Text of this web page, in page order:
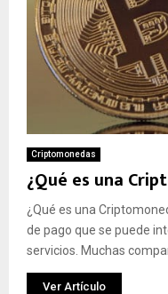
Criptomonedas
¿Qué es una
¿Qué es una
de pago que se puede
servicios. Muchas
Ver Artículo